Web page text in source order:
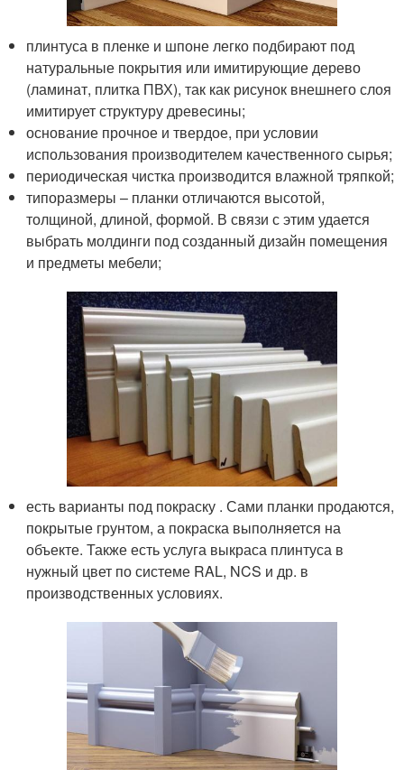
плинтуса в пленке и шпоне легко подбирают под
натуральные покрытия или имитирующие дерево
(ламинат, плитка ПВХ), так как рисунок внешнего слоя
имитирует структуру древесины;
основание прочное и твердое, при условии
использования производителем качественного сырья;
периодическая чистка производится влажной тряпкой;
типоразмеры – планки отличаются высотой,
толщиной, длиной, формой. В связи с этим удается
выбрать молдинги под созданный дизайн помещения
и предметы мебели;
есть варианты под покраску . Сами планки продаются,
покрытые грунтом, а покраска выполняется на
объекте. Также есть услуга выкраса плинтуса в
нужный цвет по системе RAL, NCS и др. в
производственных условиях.